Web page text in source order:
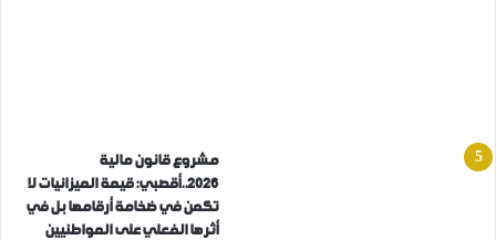
مشروع قانون مالية
2026..أقصبي: قيمة الميزانيات لا
تكمن في ضخامة أرقامها بل في
أثرها الفعلي على المواطنيين